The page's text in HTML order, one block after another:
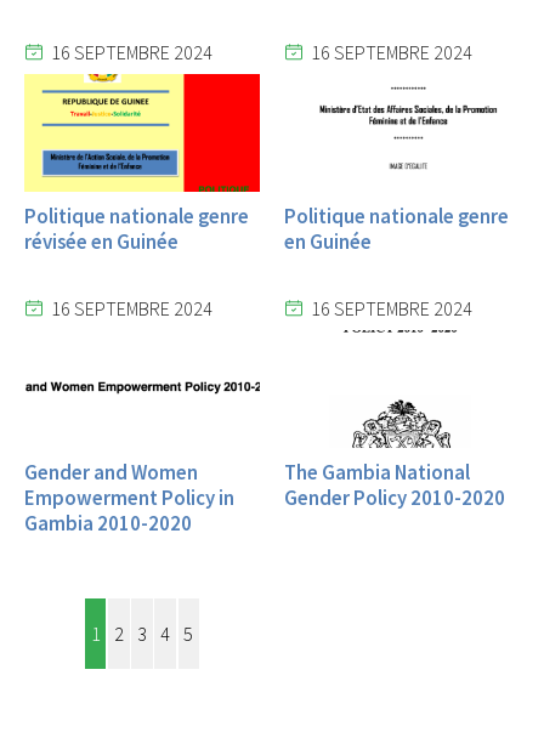
16 SEPTEMBRE 2024
Politique nationale genre
révisée en Guinée
16 SEPTEMBRE 2024
Politique nationale genre
en Guinée
16 SEPTEMBRE 2024
Gender and Women
Empowerment Policy in
Gambia 2010-2020
16 SEPTEMBRE 2024
The Gambia National
Gender Policy 2010-2020
1 2 3 4 5